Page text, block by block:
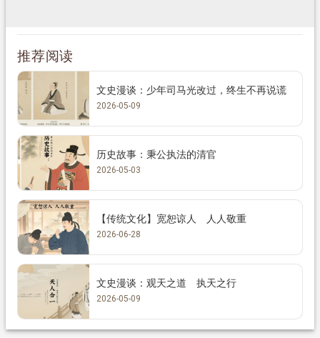
推荐阅读
文史漫谈：少年司马光改过，终生不再说谎
2026-05-09
历史故事：秉公执法的清官
2026-05-03
【传统文化】宽恕谅人 人人敬重
2026-06-28
文史漫谈：观天之道 执天之行
2026-05-09